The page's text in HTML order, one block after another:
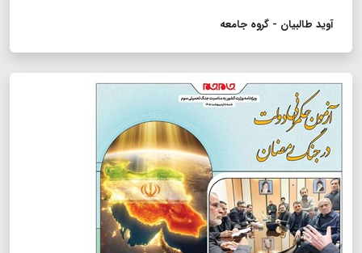
آوید طالبیان - گروه جامعه